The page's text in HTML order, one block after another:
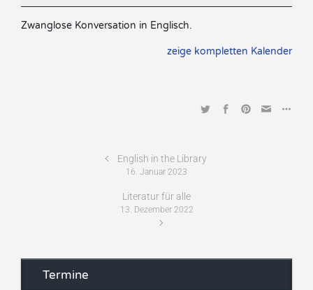
Zwanglose Konversation in Englisch.
zeige kompletten Kalender
English in the Library
16. Januar 2023
Literatur für alle
13. Dezember 2022
Termine